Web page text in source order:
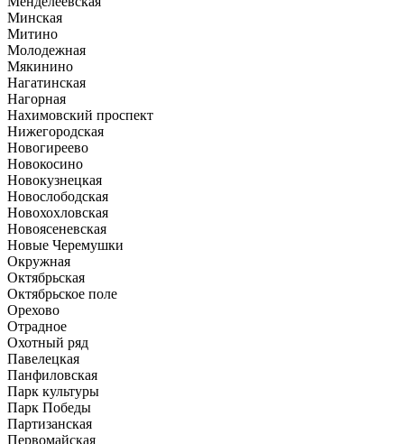
Минская
Митино
Молодежная
Мякинино
Нагатинская
Нагорная
Нахимовский проспект
Нижегородская
Новогиреево
Новокосино
Новокузнецкая
Новослободская
Новохохловская
Новоясеневская
Новые Черемушки
Окружная
Октябрьская
Октябрьское поле
Орехово
Отрадное
Охотный ряд
Павелецкая
Панфиловская
Парк культуры
Парк Победы
Партизанская
Первомайская